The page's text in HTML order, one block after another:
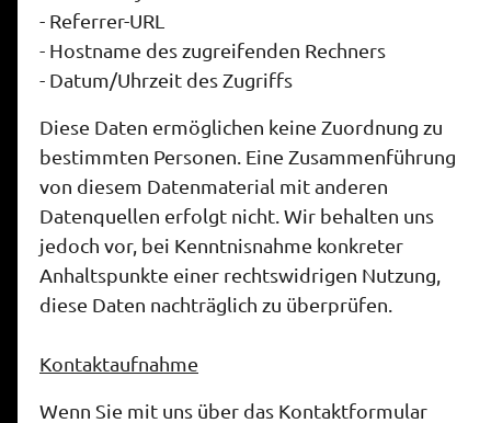
- Referrer-URL
- Hostname des zugreifenden Rechners
- Datum/Uhrzeit des Zugriffs
Diese Daten ermöglichen keine Zuordnung zu
bestimmten Personen. Eine Zusammenführung
von diesem Datenmaterial mit anderen
Datenquellen erfolgt nicht. Wir behalten uns
jedoch vor, bei Kenntnisnahme konkreter
Anhaltspunkte einer rechtswidrigen Nutzung,
diese Daten nachträglich zu überprüfen.
Kontaktaufnahme
Wenn Sie mit uns über das Kontaktformular